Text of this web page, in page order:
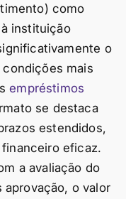
como
instituição
o
mais
empréstimos
se destaca
estendidos,
eficaz.
a avaliação do
aprovação, o valor